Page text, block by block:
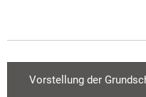
Vorstellung der